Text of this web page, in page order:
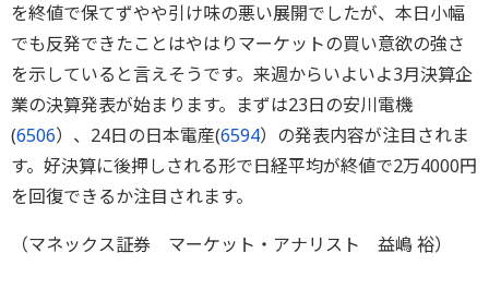
を終値で保てずやや引け味の悪い展開でしたが、本日小幅
でも反発できたことはやはりマーケットの買い意欲の強さ
を示していると言えそうです。来週からいよいよ3月決算企
業の決算発表が始まります。まずは23日の安川電機
(6506）、24日の日本電産(6594）の発表内容が注目されま
す。好決算に後押しされる形で日経平均が終値で2万4000円
を回復できるか注目されます。
（マネックス証券 マーケット・アナリスト 益嶋 裕）